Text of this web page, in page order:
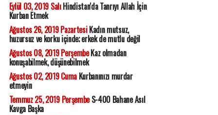
Eylül 03, 2019 SalıHindistan'da Tanrıyı Allah İçin
Kurban Etmek
Ağustos 26, 2019 PazartesiKadın mutsuz,
huzursuz ve korku içinde; erkek de mutlu değil
Ağustos 08, 2019 PerşembeKaz olmadan
konuşabilmek, düşünebilmek
Ağustos 02, 2019 CumaKurbanınızı murdar
etmeyin
Temmuz 25, 2019 PerşembeS-400 Bahane Asıl
Kavga Başka